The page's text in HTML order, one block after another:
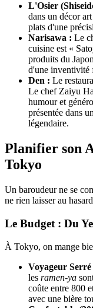
L'Osier
dans un décor
plats d'une
Narisawa : Le
cuisine est «
produits du
d'une inventivité
Den : Le
Le chef Zaiyu
humour et
présentée dans
légendaire.
Planifier son
Tokyo
Un baroudeur ne se
ne rien laisser au
Le Budget : Du
À Tokyo, on mange
Voyageur Serré
les ramen-ya
coûte entre 800
avec une bière